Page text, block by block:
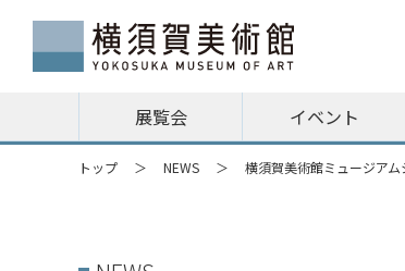
展覧会 イベント
トップ NEWS 横須賀美術館ミュージア